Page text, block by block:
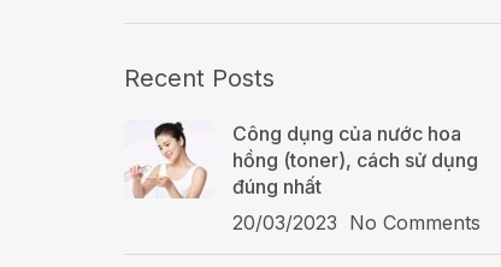
Recent Posts
Công dụng của nước hoa
hồng (toner), cách sử dụng
đúng nhất
20/03/2023 No Comments